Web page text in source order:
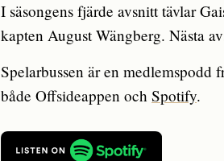
I säsongens fjärde avsnitt tävlar
kapten August Wängberg. Nästa
Spelarbussen är en medlemspodd
både Offsideappen ochSpotify.